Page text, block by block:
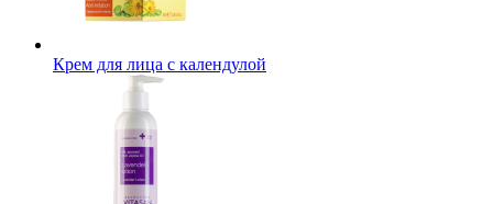
Крем для лица с календулой